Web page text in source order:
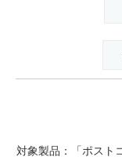
対象製品：「ポスト